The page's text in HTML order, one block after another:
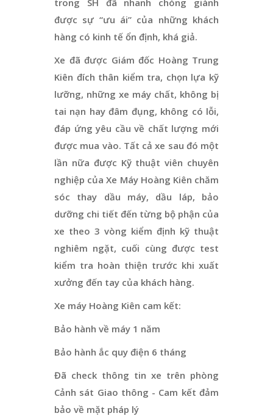
được sự “ưu ái” của những khách
hàng có kinh tế ổn định, khá giả.
Xe đã được Giám đốc Hoàng Trung
Kiên đích thân kiểm tra, chọn lựa kỹ
lưỡng, những xe máy chất, không bị
tai nạn hay đâm đụng, không có lỗi,
đáp ứng yêu cầu về chất lượng mới
được mua vào. Tất cả xe sau đó một
lần nữa được Kỹ thuật viên chuyên
nghiệp của Xe Máy Hoàng Kiên chăm
sóc thay dầu máy, dầu láp, bảo
dưỡng chi tiết đến từng bộ phận của
xe theo 3 vòng kiểm định kỹ thuật
nghiêm ngặt, cuối cùng được test
kiểm tra hoàn thiện trước khi xuất
xưởng đến tay của khách hàng.
Xe máy Hoàng Kiên cam kết:
Bảo hành về máy 1 năm
Bảo hành ắc quy điện 6 tháng
Đã check thông tin xe trên phòng
Cảnh sát Giao thông - Cam kết đảm
bảo về mặt pháp lý